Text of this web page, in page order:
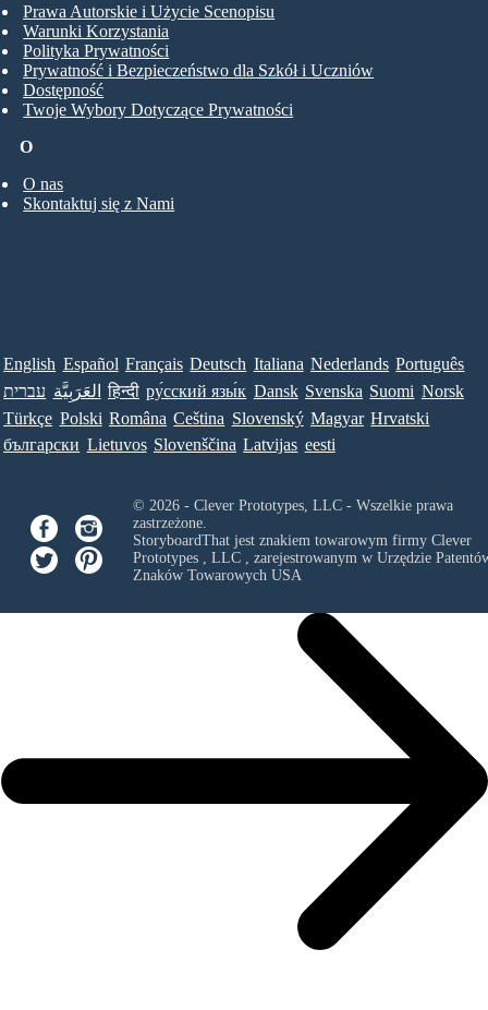
O
O nas
Skontaktuj się z Nami
Prawa Autorskie i Użycie Scenopisu
Warunki Korzystania
Polityka Prywatności
Prywatność i Bezpieczeństwo dla Szkół i Uczniów
Dostępność
Twoje Wybory Dotyczące Prywatności
English Español Français Deutsch Italiana Nederlands Português
עברית العَرَبِيَّة हिन्दी ру́сский язы́к Dansk Svenska Suomi Norsk
Türkçe Polski Româna Ceština Slovenský Magyar Hrvatski
български Lietuvos Slovenščina Latvijas eesti
© 2026 - Clever Prototypes, LLC - Wszelkie prawa
zastrzeżone.
StoryboardThat jest znakiem towarowym firmy Clever
Prototypes , LLC, zarejestrowanym w Urzędzie
Znaków Towarowych USA